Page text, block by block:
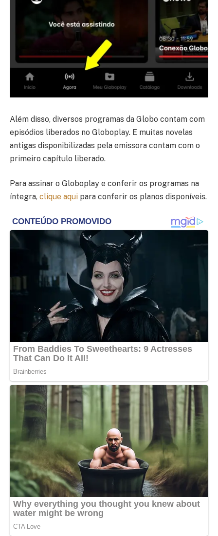
Além disso, diversos programas da Globo contam com
episódios liberados no Globoplay. E muitas novelas
antigas disponibilizadas pela emissora contam com o
primeiro capítulo liberado.
Para assinar o Globoplay e conferir os programas na
íntegra, clique aqui para conferir os planos disponíveis.